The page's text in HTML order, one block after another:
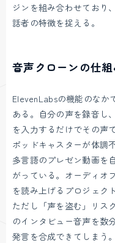
ジンを組み合わせており
話者の特徴を捉える。
音声クローンの仕
ElevenLabsの機能のなか
ある。自分の声を録音し
を入力するだけでその声
ポッドキャスターが体調
多言語のプレゼン動画を
がっている。オーディオ
を読み上げるプロジェク
ただし「声を盗む」リス
のインタビュー音声を数
発言を合成できてしまう。